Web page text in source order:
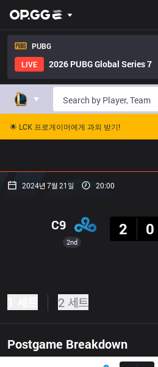
PUBG
LIVE
2026 PUBG Global Series 7
🌟 LCK 프로게이머에게 과외 받기!
2024년 7월 21일 20:00
2nd
C9
2
0
2 세트
Postgame Breakdown